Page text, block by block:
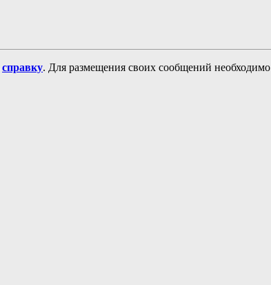
справку. Для размещения своих сообщений необходимо